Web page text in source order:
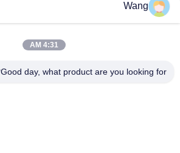
اتصال سريع
Wang
4:31 AM
Good day, what product are you looking for?